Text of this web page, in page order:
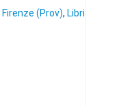
Firenze (Prov), Libri